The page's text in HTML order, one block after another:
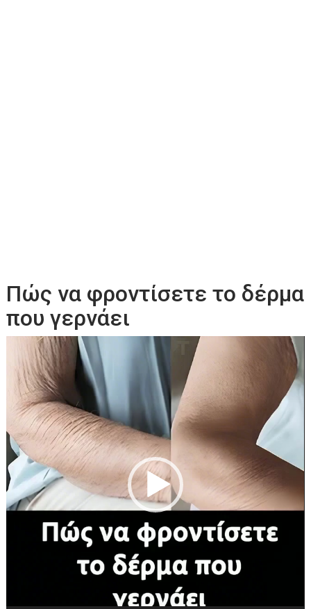
Πώς να φροντίσετε το δέρμα
που γερνάει
Πρόγραμμα
Αναπαραγωγής
Βίντεο